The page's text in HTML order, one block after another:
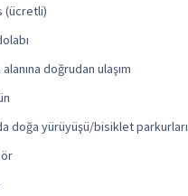
(ücretli)
doğrudan ulaşım
doğa yürüyüşü/bisiklet parkurları